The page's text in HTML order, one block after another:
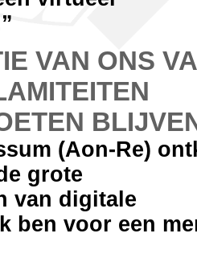
VAN ONS
(Aon-Re)
grote
van digitale
ben voor een